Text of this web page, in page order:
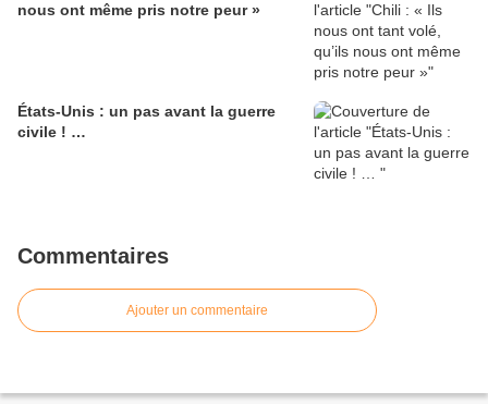
nous ont même pris notre peur »
États-Unis : un pas avant la guerre
civile ! …
Commentaires
Ajouter un commentaire